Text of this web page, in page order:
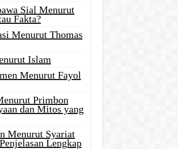
Sial Menurut
Fakta?
Menurut Thomas
Islam
Menurut Fayol
Primbon
dan Mitos yang
Menurut Syariat
Lengkap